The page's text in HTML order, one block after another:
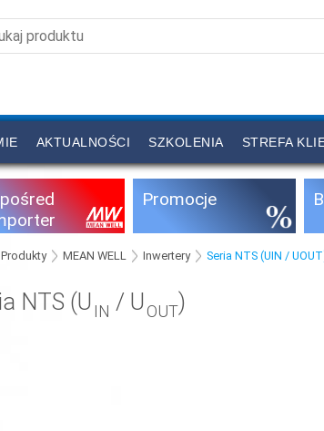
AKTUALNOŚCI SZKOLENIA STREFA
Promocje
Produkty MEAN WELL Inwertery Seria NTS (UIN /
NTS (U IN / UOUT)